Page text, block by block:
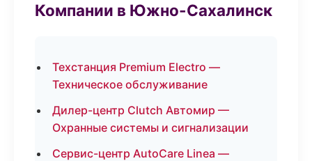
Компании в Южно-Сахалинск
Техстанция Premium Electro —
Техническое обслуживание
Дилер-центр Clutch Автомир —
Охранные системы и сигнализации
Сервис-центр AutoCare Linea —